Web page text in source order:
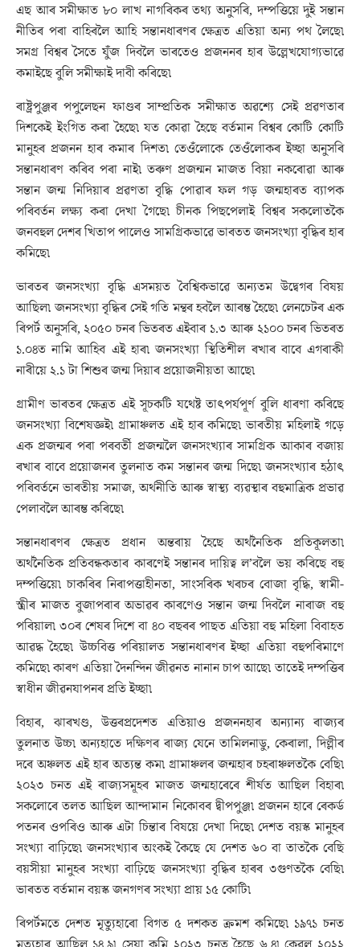
এছ আৰ সমীক্ষাত ৮০ লাখ নাগৰিকৰ তথ্য অনুসৰি, দম্পত্তিয়ে দুই সন্তান
নীতিৰ পৰা বাহিৰলৈ আহি সন্তানধাৰণৰ ক্ষেত্ৰত এতিয়া অন্য পথ লৈছে৷
সমগ্ৰ বিশ্বৰ সৈতে যুঁজ দিবলৈ ভাৰতেও প্ৰজননৰ হাৰ উল্লেখযোগ্যভাৱে
কমাইছে বুলি সমীক্ষাই দাবী কৰিছে৷
ৰাষ্ট্ৰপুঞ্জৰ পপুলেছন ফাণ্ডৰ সাম্প্ৰতিক সমীক্ষাত অৱশ্যে সেই প্ৰৱণতাৰ
দিশকেই ইংগিত কৰা হৈছে৷ যত কোৱা হৈছে বৰ্তমান বিশ্বৰ কোটি কোটি
মানুহৰ প্ৰজনন হাৰ কমাৰ দিশত৷ তেওঁলোকে তেওঁলোকৰ ইচ্ছা অনুসৰি
সন্তানধাৰণ কৰিব পৰা নাই৷ তৰুণ প্ৰজন্মন মাজত বিয়া নকৰোৱা আৰু
সন্তান জন্ম নিদিয়াৰ প্ৰৱণতা বৃদ্ধি পোৱাৰ ফল গড় জন্মহাৰত ব্যাপক
পৰিবৰ্তন লক্ষ্য কৰা দেখা গৈছে৷ চীনক পিছপেলাই বিশ্বৰ সকলোতকৈ
জনবহুল দেশৰ খিতাপ পালেও সামগ্ৰিকভাৱে ভাৰতত জনসংখ্যা বৃদ্ধিৰ হাৰ
কমিছে৷
ভাৰতৰ জনসংখ্যা বৃদ্ধি এসময়ত বৈশ্বিকভাৱে অন্যতম উদ্বেগৰ বিষয়
আছিল৷ জনসংখ্যা বৃদ্ধিৰ সেই গতি মন্থৰ হবলৈ আৰম্ভ হৈছে৷ লেনচেটৰ এক
ৰিপৰ্ট অনুসৰি, ২০৫০ চনৰ ভিতৰত এইবাৰ ১.৩ আৰু ২১০০ চনৰ ভিতৰত
১.০৪ত নামি আহিব এই হাৰ৷ জনসংখ্যা স্থিতিশীল ৰখাৰ বাবে এগৰাকী
নাৰীয়ে ২.১ টা শিশুৰ জন্ম দিয়াৰ প্ৰয়োজনীয়তা আছে৷
গ্ৰামীণ ভাৰতৰ ক্ষেত্ৰত এই সূচকটি যথেষ্ট তাৎপৰ্যপূৰ্ণ বুলি ধাৰণা কৰিছে
জনসংখ্যা বিশেষজ্ঞই৷ গ্ৰামাঞ্চলত এই হাৰ কমিছে৷ ভাৰতীয় মহিলাই গড়ে
এক প্ৰজন্মৰ পৰা পৰবৰ্তী প্ৰজন্মলৈ জনসংখ্যাৰ সামগ্ৰিক আকাৰ বজায়
ৰখাৰ বাবে প্ৰয়োজনৰ তুলনাত কম সন্তানৰ জন্ম দিছে৷ জনসংখ্যাৰ হঠাৎ
পৰিবৰ্তনে ভাৰতীয় সমাজ, অৰ্থনীতি আৰু স্বাস্থ্য ব্যৱস্থাৰ বহুমাত্ৰিক প্ৰভাৱ
পেলাবলৈ আৰম্ভ কৰিছে৷
সন্তানধাৰণৰ ক্ষেত্ৰত প্ৰধান অন্তৰায় হৈছে অৰ্থনৈতিক প্ৰতিকূলতা৷
অৰ্থনৈতিক প্ৰতিবন্ধকতাৰ কাৰণেই সন্তানৰ দায়িত্ব ল’বলৈ ভয় কৰিছে বহু
দম্পত্তিয়ে৷ চাকৰিৰ নিৰাপত্তাহীনতা, সাংসৰিক খৰচৰ বোজা বৃদ্ধি, স্বামী-
স্ত্ৰীৰ মাজত বুজাপৰাৰ অভাৱৰ কাৰণেও সন্তান জন্ম দিবলৈ নাৰাজ বহু
পৰিয়াল৷ ৩০ৰ শেষৰ দিশে বা ৪০ বছৰৰ পাছত এতিয়া বহু মহিলা বিবাহত
আৱদ্ধ হৈছে৷ উচ্চবিত্ত পৰিয়ালত সন্তানধাৰণৰ ইচ্ছা এতিয়া বহুপৰিমাণে
কমিছে৷ কাৰণ এতিয়া দৈনন্দিন জীৱনত নানান চাপ আছে৷ তাতেই দম্পত্তিৰ
স্বাধীন জীৱনযাপনৰ প্ৰতি ইচ্ছা৷
বিহাৰ, ঝাৰখণ্ড, উত্তৰপ্ৰদেশত এতিয়াও প্ৰজননহাৰ অন্যান্য ৰাজ্যৰ
তুলনাত উচ্চ৷ অন্যহাতে দক্ষিণৰ ৰাজ্য যেনে তামিলনাডু, কেৰালা, দিল্লীৰ
দৰে অঞ্চলত এই হাৰ অত্যন্ত কম৷ গ্ৰামাঞ্চলৰ জন্মহাৰ চহৰাঞ্চলতকৈ বেছি৷
২০২৩ চনত এই ৰাজ্যসমূহৰ মাজত জন্মহাৰেৰে শীৰ্ষত আছিল বিহাৰ৷
সকলোৰে তলত আছিল আন্দামান নিকোবৰ দ্বীপপুঞ্জ৷ প্ৰজনন হাৰে ৰেকৰ্ড
পতনৰ ওপৰিও আৰু এটা চিন্তাৰ বিষয়ে দেখা দিছে৷ দেশত বয়স্ক মানুহৰ
সংখ্যা বাঢ়িছে৷ জনসংখ্যাৰ অংকই কৈছে যে দেশত ৬০ বা তাতকৈ বেছি
বয়সীয়া মানুহৰ সংখ্যা বাঢ়িছে জনসংখ্যা বৃদ্ধিৰ হাৰৰ ৩গুণতকৈ বেছি৷
ভাৰতত বৰ্তমান বয়স্ক জনগণৰ সংখ্যা প্ৰায় ১৫ কোটি৷
ৰিপৰ্টমতে দেশত মৃত্যুহাৰো বিগত ৫ দশকত ক্ৰমশ কমিছে৷ ১৯৭১ চনত